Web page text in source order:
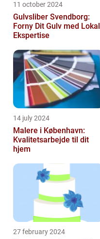
11 october 2024
Gulvsliber Svendborg:
Forny Dit Gulv med Lokal
Ekspertise
14 july 2024
Malere i København:
Kvalitetsarbejde til dit
hjem
27 february 2024